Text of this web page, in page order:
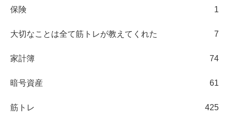
保険 1
大切なことは全て筋トレが教えてくれた 7
家計簿 74
暗号資産 61
筋トレ 425